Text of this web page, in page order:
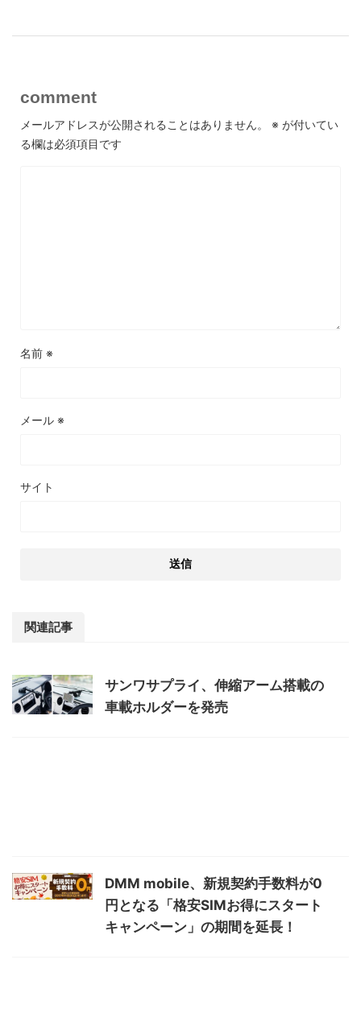
comment
メールアドレスが公開されることはありません。 ※ が付いてい
る欄は必須項目です
名前 ※
メール ※
サイト
関連記事
サンワサプライ、伸縮アーム搭載の
車載ホルダーを発売
DMM mobile、新規契約手数料が0
円となる「格安SIMお得にスタート
キャンペーン」の期間を延長！